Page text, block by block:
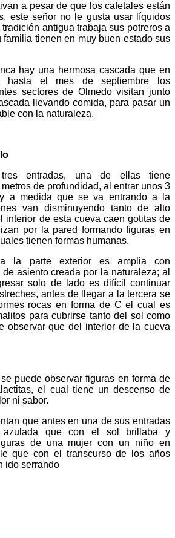
a pesar de que los cafetales están
este señor no le gusta usar líquidos
antigua trabaja sus potreros a
familia tienen en muy buen estado sus
hay una hermosa cascada que en
hasta el mes de septiembre los
sectores de Olmedo visitan junto
llevando comida, para pasar un
con la naturaleza.
entradas, una de ellas tiene
de profundidad, al entrar unos 3
y a medida que se va entrando a la
van disminuyendo tanto de alto
interior de esta cueva caen gotitas de
por la pared formando figuras en
tienen formas humanas.
la parte exterior es amplia con
asiento creada por la naturaleza; al
solo de lado es difícil continuar
antes de llegar a la tercera se
rocas en forma de C el cual es
para cubrirse tanto del sol como
observar que del interior de la cueva
puede observar figuras en forma de
el cual tiene un descenso de
ni sabor.
que antes en una de sus entradas
azulada que con el sol brillaba y
de una mujer con un niño en
que con el transcurso de los años
ido serrando